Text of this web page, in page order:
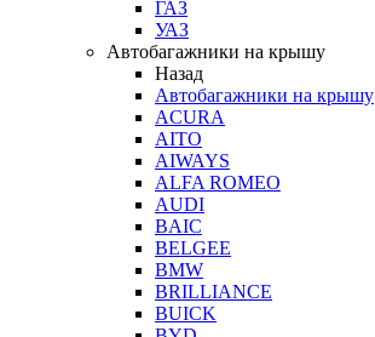
ГАЗ
УАЗ
Автобагажники на крышу
Назад
Автобагажники на крышу
ACURA
AITO
AIWAYS
ALFA ROMEO
AUDI
BAIC
BELGEE
BMW
BRILLIANCE
BUICK